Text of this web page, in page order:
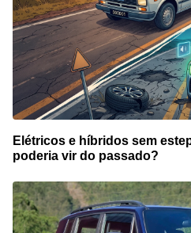
Elétricos e híbridos sem
poderia vir do passado?